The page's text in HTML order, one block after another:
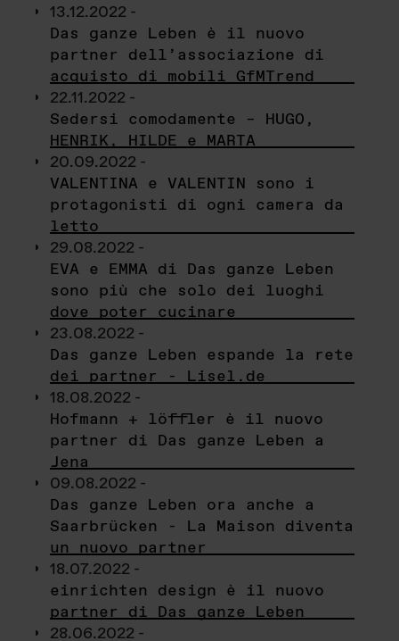
13.12.2022 -
Das ganze Leben è il nuovo
partner dell’associazione di
acquisto di mobili GfMTrend
22.11.2022 -
Sedersi comodamente – HUGO,
HENRIK, HILDE e MARTA
20.09.2022 -
VALENTINA e VALENTIN sono i
protagonisti di ogni camera da
letto
29.08.2022 -
EVA e EMMA di Das ganze Leben
sono più che solo dei luoghi
dove poter cucinare
23.08.2022 -
Das ganze Leben espande la rete
dei partner - Lisel.de
18.08.2022 -
Hofmann + löffler è il nuovo
partner di Das ganze Leben a
Jena
09.08.2022 -
Das ganze Leben ora anche a
Saarbrücken - La Maison diventa
un nuovo partner
18.07.2022 -
einrichten design è il nuovo
partner di Das ganze Leben
28.06.2022 -